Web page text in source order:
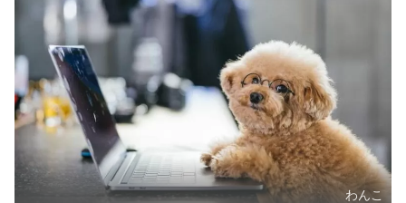
わんこ